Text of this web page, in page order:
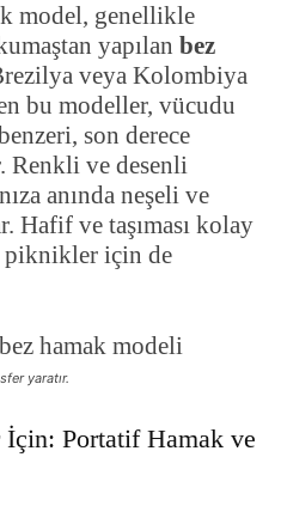
model, genellikle
yapılan bez
veya Kolombiya
bu modeller, vücudu
son derece
Renkli ve desenli
anında neşeli ve
Hafif ve taşıması kolay
piknikler için de
yaratır.
Portatif Hamak ve